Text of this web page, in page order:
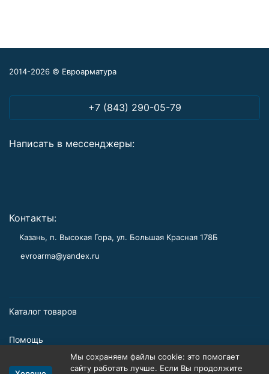
2014-2026 © Евроарматура
+7 (843) 290-05-79
Написать в мессенджеры:
Контакты:
Казань, п. Высокая Гора, ул. Большая Красная 178Б
evroarma@yandex.ru
Каталог товаров
Помощь
Информация
Мы сохраняем файлы cookie: это помогает
сайту работать лучше. Если Вы продолжите